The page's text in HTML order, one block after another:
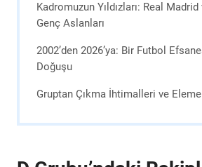
Kadromuzun Yıldızları: Real
Genç Aslanları
2002’den 2026’ya: Bir Futbol
Doğuşu
Gruptan Çıkma İhtimalleri ve Eleme